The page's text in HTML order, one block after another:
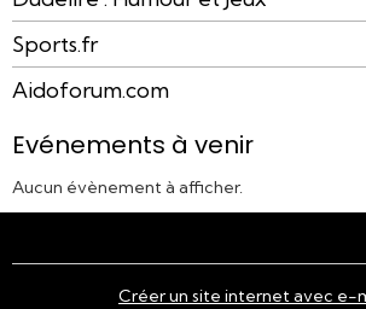
Sports.fr
Aidoforum.com
Evénements à venir
Aucun évènement à afficher.
Créer un site internet avec e-